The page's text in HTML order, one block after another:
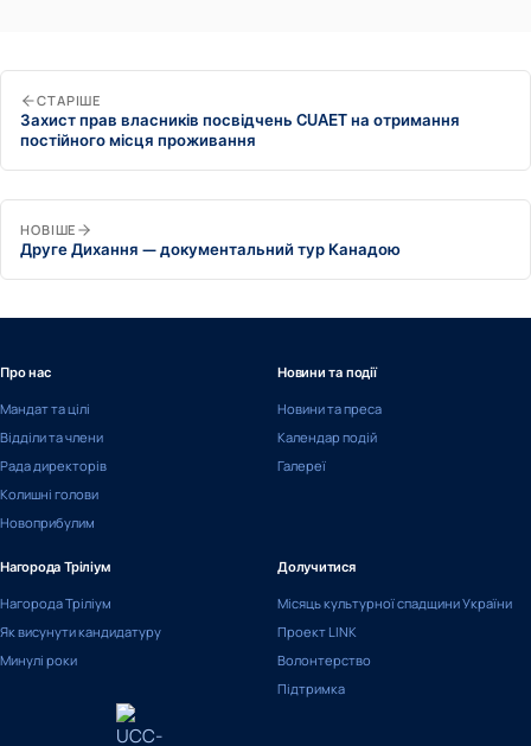
СТАРІШЕ
Захист прав власників посвідчень CUAET на отримання
постійного місця проживання
НОВІШЕ
Друге Дихання — документальний тур Канадою
Про нас
Мандат та цілі
Відділи та члени
Рада директорів
Колишні голови
Новоприбулим
Новини та події
Новини та преса
Календар подій
Галереї
Нагорода Тріліум
Нагорода Тріліум
Як висунути кандидатуру
Минулі роки
Долучитися
Місяць культурної спадщини України
Проект LINK
Волонтерство
Підтримка